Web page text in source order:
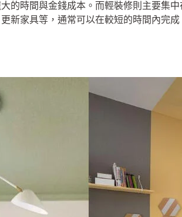
的時間與金錢成本。而輕裝修則主要集
新家具等，通常可以在較短的時間內完